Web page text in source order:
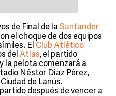
de Final de laSantander
el choque de dos equipos
El Club Atlético
del Atlas, el partido
la pelota comenzará a
Néstor Díaz Pérez,
de Lanús.
después de vencer a